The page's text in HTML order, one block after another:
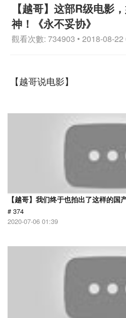
【越哥】这部R级电影
神！《永不妥协》
觀看次數: 734903 • 2018-08-22
【越哥说电影】
【越哥】我们终于也拍出了这样的国
# 374
2020-07-06 01:39